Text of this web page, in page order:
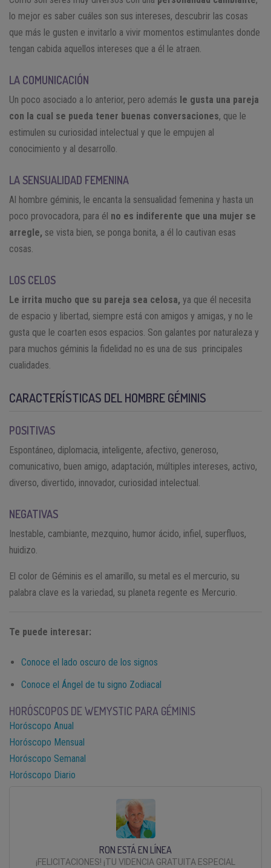
lo mejor es saber cuáles son sus intereses, descubrir las cosas
que más le gusten e invitarlo a vivir momentos estimulantes donde
tengan cabida aquellos intereses que a él le atraen.
LA COMUNICACIÓN
Un poco asociado a lo anterior, pero además le gusta una pareja
con la cual se pueda tener buenas conversaciones, que le
estimulen su curiosidad intelectual y que le empujen al
conocimiento y al desarrollo.
LA SENSUALIDAD FEMENINA
Al hombre géminis, le encanta la sensualidad femenina y hasta un
poco provocadora, para él no es indiferente que una mujer se
arregle, se vista bien, se ponga bonita, a él lo cautivan esas
cosas.
LOS CELOS
Le irrita mucho que su pareja sea celosa, ya que él necesita
de espacio y libertad, siempre está con amigos y amigas, y no le
gusta que le coarten esos espacios. Son galantes por naturaleza y
para muchos géminis la fidelidad no es una de sus principales
cualidades.
CARACTERÍSTICAS DEL HOMBRE GÉMINIS
POSITIVAS
Espontáneo, diplomacia, inteligente, afectivo, generoso,
comunicativo, buen amigo, adaptación, múltiples intereses, activo,
diverso, divertido, innovador, curiosidad intelectual.
NEGATIVAS
Inestable, cambiante, mezquino, humor ácido, infiel, superfluos,
huidizo.
El color de Géminis es el amarillo, su metal es el mercurio, su
palabra clave es la variedad, su planeta regente es Mercurio.
Te puede interesar:
Conoce el lado oscuro de los signos
Conoce el Ángel de tu signo Zodiacal
HORÓSCOPOS DE WEMYSTIC PARA GÉMINIS
Horóscopo Anual
Horóscopo Mensual
Horóscopo Semanal
Horóscopo Diario
RON ESTÁ EN LÍNEA
¡FELICITACIONES! ¡TU VIDENCIA GRATUITA ESPECIAL